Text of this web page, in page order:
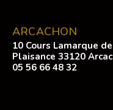
ARCACHON
10 Cours Lamarque de
Plaisance 33120
05 56 66 48 32